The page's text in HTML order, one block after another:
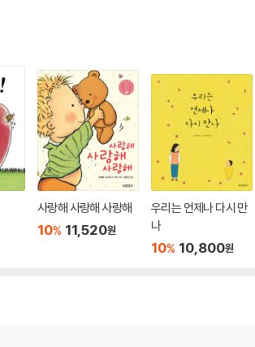
사랑해 사랑해 사랑해
10% 11,520원
우리는 언제나 다시 만
나
10% 10,800원